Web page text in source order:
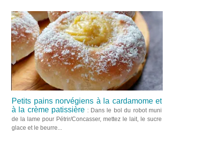
Petits pains norvégiens à la cardamome et
à la crème patissière : Dans le bol du robot muni
de la lame pour Pétrir/Concasser, mettez le lait, le sucre
glace et le beurre...